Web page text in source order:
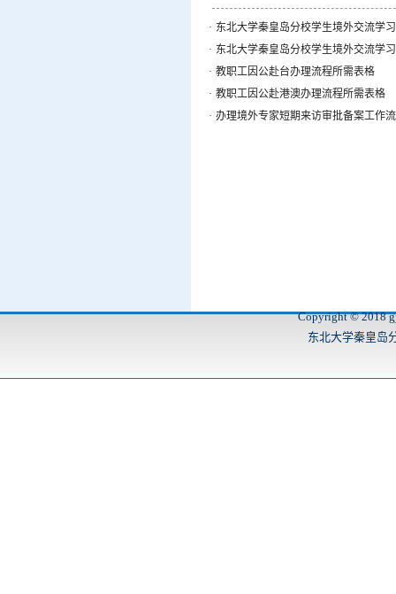
· 东北大学秦皇岛分校学生境外交流学
· 东北大学秦皇岛分校学生境外交流学
· 教职工因公赴台办理流程所需表格
· 教职工因公赴港澳办理流程所需表格
· 办理境外专家短期来访审批备案工作
Copyright © 2018
东北大学秦皇岛